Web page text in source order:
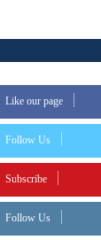
Like our page
Follow Us
Subscribe
Follow Us